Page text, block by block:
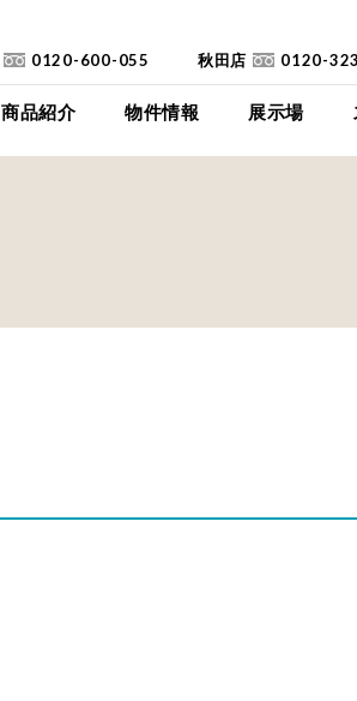
商品紹介
イイイエ
物件情報 展示場
下瀬平屋モデルハウ
0120-600-055 秋田店 0120-